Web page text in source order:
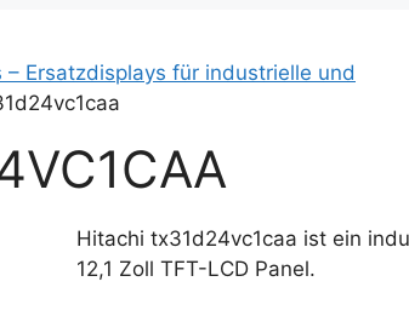
– Ersatzdisplays für industrielle und
Hitachi tx31d24vc1caa ist ein
12,1 Zoll TFT-LCD Panel.